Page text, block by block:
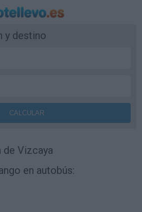
y destino
de Vizcaya
en autobús: